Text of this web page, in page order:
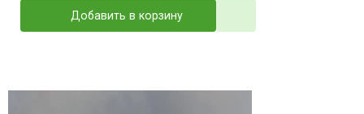
Добавить в корзину